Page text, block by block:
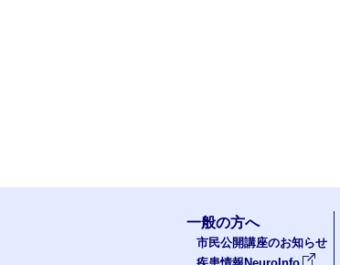
一般の方へ
市民公開講座のお知らせ